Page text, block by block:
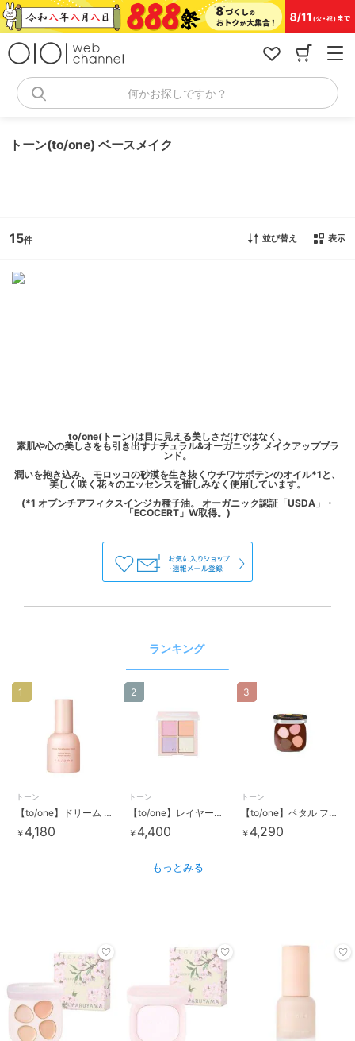
コ
ン
何かお探しですか？
トーン(to/one) ベースメイク
15 並び替え 表示
to/one(トーン)は目に見える美しさだけではなく、
素肌や心の美しさをも引き出すナチュラル&オーガニック メイクアップブラ
ンド。
潤いを抱き込み、 モロッコの砂漠を生き抜くウチワサボテンのオイル*1と、
美しく咲く花々のエッセンスを惜しみなく使用しています。
(*1 オプンチアフィクスインジカ種子油。 オーガニック認証「USDA」・
ランキング
トーン
【to/one】ドリーム フローラ ブースター セラム
￥ 4,180
1
トーン
【to/one】レイヤード ペタル パレット EX03＜限定＞
￥ 4,400
2
トーン
【to/one】ペタル フロート アイパレット EX11＜限定＞
￥ 4,290
3
もっとみる